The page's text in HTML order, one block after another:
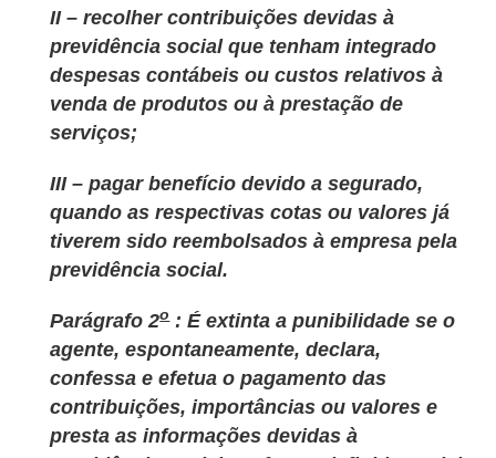
II – recolher contribuições devidas à
previdência social que tenham integrado
despesas contábeis ou custos relativos à
venda de produtos ou à prestação de
serviços;
III – pagar benefício devido a segurado,
quando as respectivas cotas ou valores já
tiverem sido reembolsados à empresa pela
previdência social.
Parágrafo 2o: É extinta a punibilidade se o
agente, espontaneamente, declara,
confessa e efetua o pagamento das
contribuições, importâncias ou valores e
presta as informações devidas à